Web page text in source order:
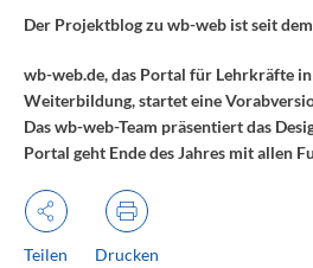
Der Projektblog zu wb-web ist seit
wb-web.de, das Portal für Lehrkräfte
Weiterbildung, startet eine
Das wb-web-Team präsentiert das
Portal geht Ende des Jahres mit allen
Teilen Drucken